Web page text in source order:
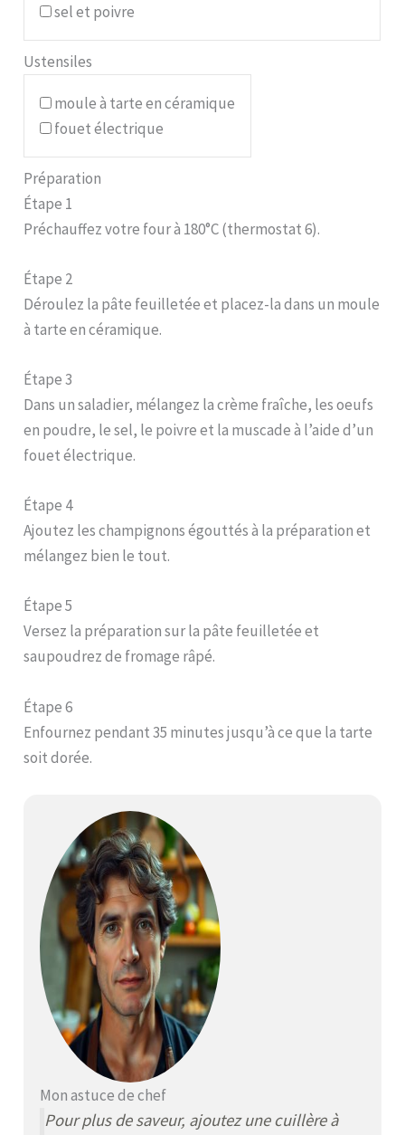
sel et poivre
Ustensiles
moule à tarte en céramique
fouet électrique
Préparation
Étape 1
Préchauffez votre four à 180°C (thermostat 6).
Étape 2
Déroulez la pâte feuilletée et placez-la dans un moule
à tarte en céramique.
Étape 3
Dans un saladier, mélangez la crème fraîche, les oeufs
en poudre, le sel, le poivre et la muscade à l’aide d’un
fouet électrique.
Étape 4
Ajoutez les champignons égouttés à la préparation et
mélangez bien le tout.
Étape 5
Versez la préparation sur la pâte feuilletée et
saupoudrez de fromage râpé.
Étape 6
Enfournez pendant 35 minutes jusqu’à ce que la tarte
soit dorée.
Mon astuce de chef
Pour plus de saveur, ajoutez une cuillère à